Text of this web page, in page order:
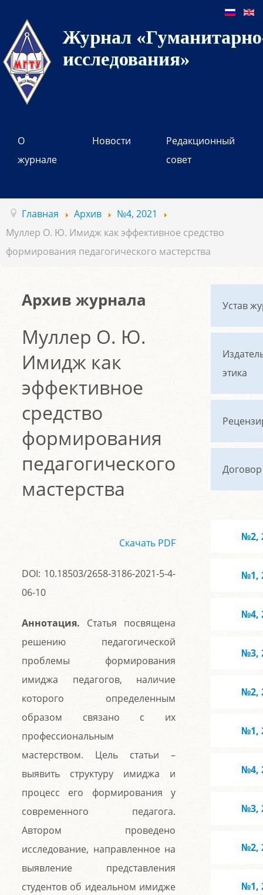
Журнал
исследования»
О
журнале
Новости
Редакционный
совет
Главная Архив
№4, 2021
Муллер О. Ю. Имидж как эффективное средство
формирования педагогического мастерства
Архив журнала
Муллер О. Ю.
Имидж как
эффективное
средство
формирования
педагогического
мастерства
Скачать PDF
DOI: 10.18503/2658-3186-2021-5-4-
06-10
Аннотация. Статья посвящена
решению педагогической
проблемы формирования
имиджа педагогов, наличие
которого определенным
образом связано с их
профессиональным
мастерством. Цель статьи –
выявить структуру имиджа и
процесс его формирования у
современного педагога.
Автором проведено
исследование, направленное на
выявление представления
студентов об идеальном имидже
Устав
этика
Договор
№2,
№1,
№4,
№3,
№2,
№1,
№4,
№3,
№2,
№1,